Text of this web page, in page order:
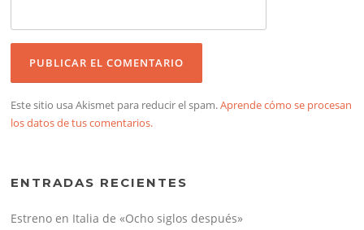
Este sitio usa Akismet para reducir el spam.Aprende cómo se procesan
los datos de tus comentarios.
ENTRADAS RECIENTES
Estreno en Italia de «Ocho siglos después»